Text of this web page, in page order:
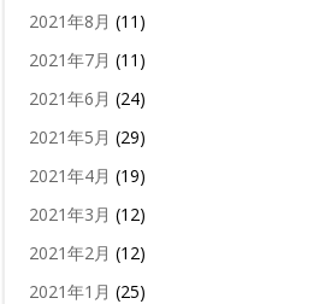
2021年8月 (11)
2021年7月 (11)
2021年6月 (24)
2021年5月 (29)
2021年4月 (19)
2021年3月 (12)
2021年2月 (12)
2021年1月 (25)